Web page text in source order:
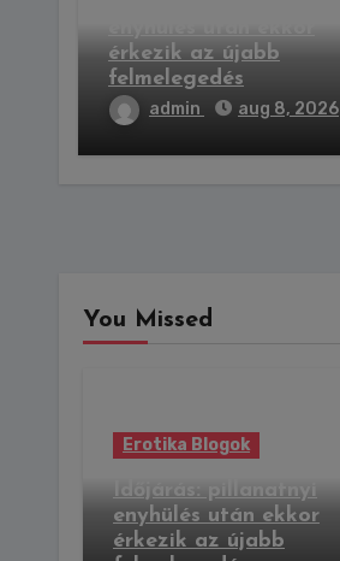
érkezik az újabb
felmelegedés
admin aug 8, 2026
You Missed
Erotika Blogok
Időjárás: pillanatnyi
enyhülés után ekkor
érkezik az újabb